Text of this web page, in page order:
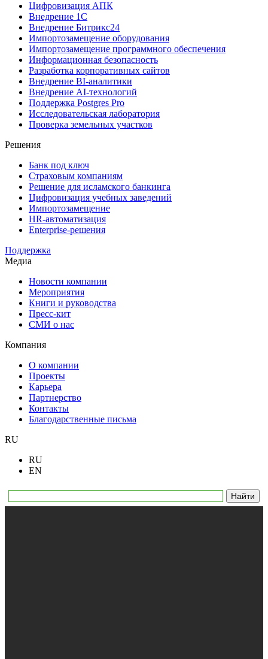
Цифровизация АПК
Внедрение 1С
Внедрение Битрикс24
Импортозамещение оборудования
Импортозамещение программного обеспечения
Информационная безопасность
Разработка корпоративных сайтов
Внедрение BI-аналитики
Внедрение AI-технологий
Поддержка Postgres Pro
Исследовательская лаборатория
Проверка земельных участков
Решения
Банк под ключ
Страховым компаниям
Решение для исламского банкинга
Цифровизация учебных заведений
Импортозамещение
HR-автоматизация
Enterprise-решения
Поддержка
Медиа
Новости компании
Мероприятия
Книги и руководства
Пресс-кит
СМИ о нас
Компания
О компании
Проекты
Карьера
Партнерство
Контакты
Благодарственные письма
RU
RU
EN